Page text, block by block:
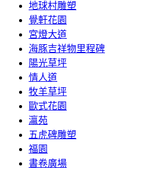
地球村雕塑
覺軒花園
宮燈大道
海豚吉祥物里程碑
陽光草坪
情人道
牧羊草坪
歐式花園
瀛苑
五虎碑雕塑
福園
書卷廣場